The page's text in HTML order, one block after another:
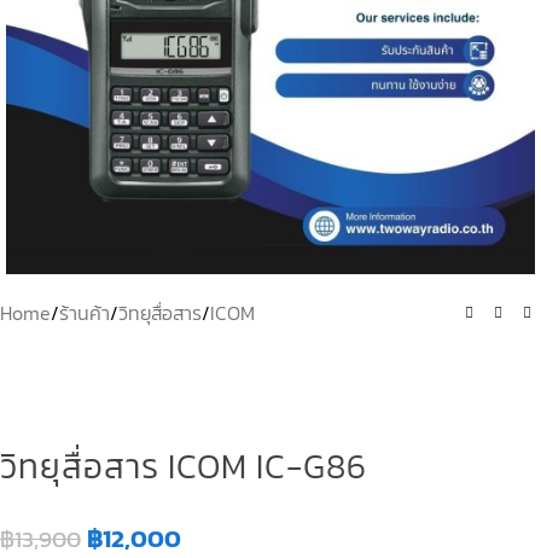
Home/ร้านค้า/วิทยุสื่อสาร/ICOM
วิทยุสื่อสาร ICOM IC-G86
฿13,900 ฿12,000